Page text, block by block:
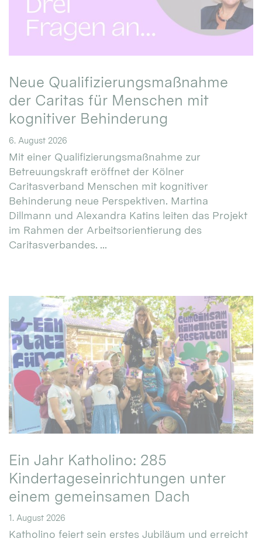
Neue Qualifizierungsmaßnahme
der Caritas für Menschen mit
kognitiver Behinderung
6. August 2026
Mit einer Qualifizierungsmaßnahme zur
Betreuungskraft eröffnet der Kölner
Caritasverband Menschen mit kognitiver
Behinderung neue Perspektiven. Martina
Dillmann und Alexandra Katins leiten das Projekt
im Rahmen der Arbeitsorientierung des
Caritasverbandes. ...
Ein Jahr Katholino: 285
Kindertageseinrichtungen unter
einem gemeinsamen Dach
1. August 2026
Katholino feiert sein erstes Jubiläum und erreicht